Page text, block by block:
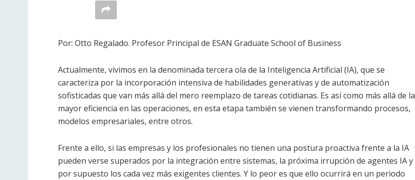
Por: Otto Regalado. Profesor Principal de ESAN Graduate School of Business
Actualmente, vivimos en la denominada tercera ola de la Inteligencia Artificial (IA), que se
caracteriza por la incorporación intensiva de habilidades generativas y de automatización
sofisticadas que van más allá del mero reemplazo de tareas cotidianas. Es así como más allá de la
mayor eficiencia en las operaciones, en esta etapa también se vienen transformando procesos,
modelos empresariales, entre otros.
Frente a ello, si las empresas y los profesionales no tienen una postura proactiva frente a la IA
pueden verse superados por la integración entre sistemas, la próxima irrupción de agentes IA y
por supuesto los cada vez más exigentes clientes. Y lo peor es que ello ocurrirá en un periodo